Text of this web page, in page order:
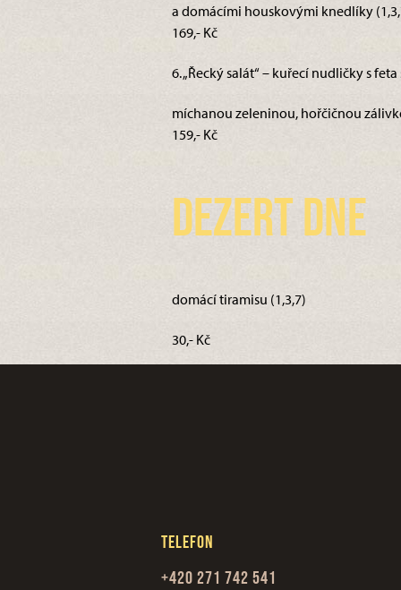
a domácími houskovými knedlíky
169,- Kč
6. „Řecký salát“ – kuřecí nudličky s
míchanou zeleninou, hořčičnou
159,- Kč
Dezert dne
domácí tiramisu (1,3,7)
30,- Kč
Telefon
+420 271 742 541